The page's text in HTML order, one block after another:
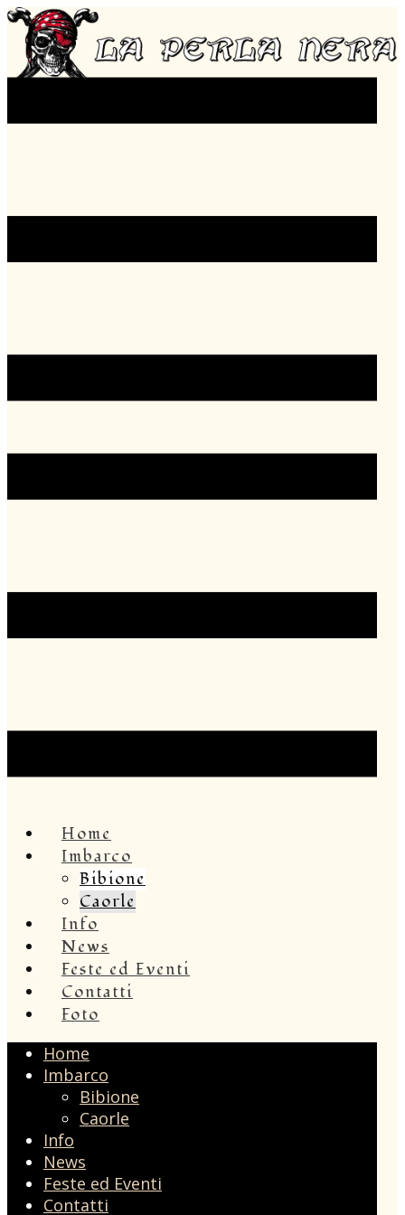
Home
Imbarco
Bibione
Caorle
Info
News
Feste ed Eventi
Contatti
Foto
Home
Imbarco
Bibione
Caorle
Info
News
Feste ed Eventi
Contatti